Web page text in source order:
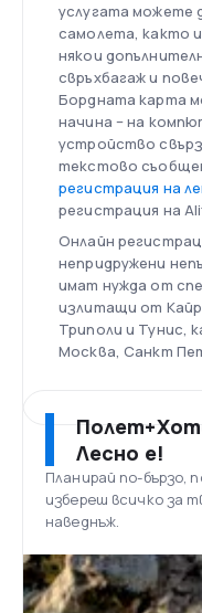
услугата можете
самолета, както
някои
свръхбагаж и
Бордната карта
начина – на
устройство
текстово
регистрация на
регистрация на
Онлайн
непридружени
имат нужда от
излитащи от
Триполи и Тунис,
Москва, Санкт
към 2017 г.,
младите в света
самолетите 7
използвани при
• Boeing 777-
за полети на
• Airbus A321-100,
на средни
Летище
Лесно е!
Планирай по-бързо,
избереш всичко за
наведнъж.